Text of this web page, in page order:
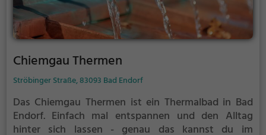
Chiemgau Thermen
Ströbinger Straße, 83093 Bad Endorf
Das Chiemgau Thermen ist ein Thermalbad in Bad
Endorf. Einfach mal entspannen und den Alltag
hinter sich lassen - genau das kannst du im